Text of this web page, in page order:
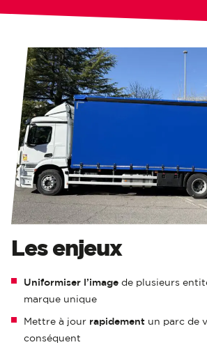
Les enjeux
Uniformiser l’image de plusieurs
marque unique
Mettre à jour rapidement un parc de
conséquent